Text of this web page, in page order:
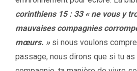
corinthiens 15 : 33 « ne vous y
mauvaises compagnies
mœurs. »si nous voulons
passage, nous dirons que si tu as